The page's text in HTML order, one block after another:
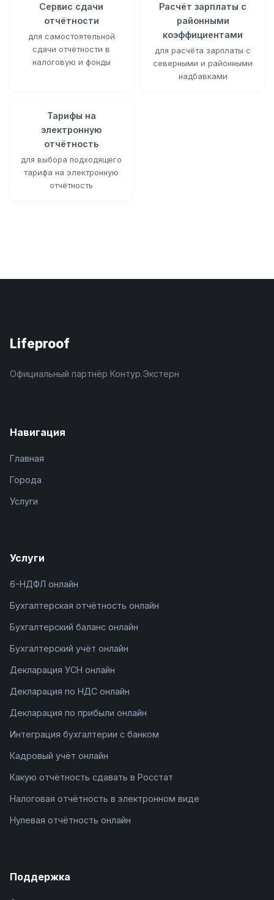
Сервис сдачи
отчётности
для самостоятельной
сдачи отчётности в
налоговую и фонды
Расчёт зарплаты с
районными
коэффициентами
для расчёта зарплаты с
северными и районными
надбавками
Тарифы на
электронную
отчётность
для выбора подходящего
тарифа на электронную
отчётность
Lifeproof
Официальный партнёр Контур.Экстерн
Навигация
Главная
Города
Услуги
Услуги
6-НДФЛ онлайн
Бухгалтерская отчётность онлайн
Бухгалтерский баланс онлайн
Бухгалтерский учёт онлайн
Декларация УСН онлайн
Декларация по НДС онлайн
Декларация по прибыли онлайн
Интеграция бухгалтерии с банком
Кадровый учёт онлайн
Какую отчётность сдавать в Росстат
Налоговая отчётность в электронном виде
Нулевая отчётность онлайн
Поддержка